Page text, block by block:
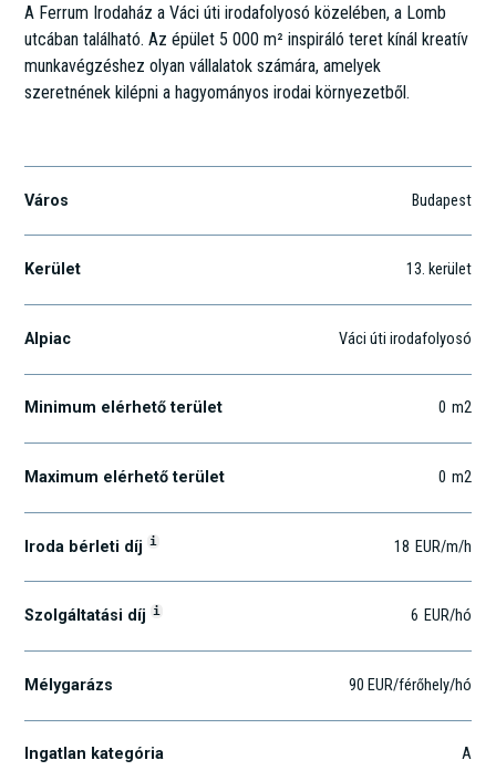
A Ferrum Irodaház a Váci úti irodafolyosó közelében, a Lomb
utcában található. Az épület 5 000 m² inspiráló teret kínál kreatív
munkavégzéshez olyan vállalatok számára, amelyek
szeretnének kilépni a hagyományos irodai környezetből.
Város Budapest
Kerület 13. kerület
Alpiac Váci úti irodafolyosó
Minimum elérhető terület 0 m2
Maximum elérhető terület 0 m2
Iroda bérleti díj i 18 EUR/m/h
Szolgáltatási díj i 6 EUR/hó
Mélygarázs 90 EUR/férőhely/hó
Ingatlan kategória A